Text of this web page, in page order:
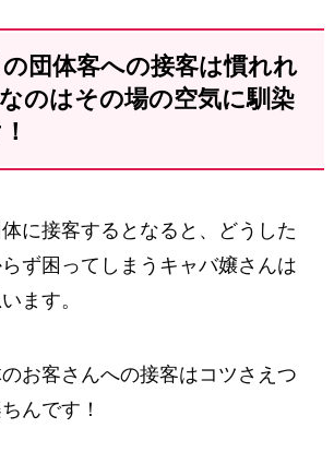
団体客への接客は慣れれ
のはその場の空気に馴染
に接客するとなると、どうした
ず困ってしまうキャバ嬢さんは
ます。
お客さんへの接客はコツさえつ
んです！